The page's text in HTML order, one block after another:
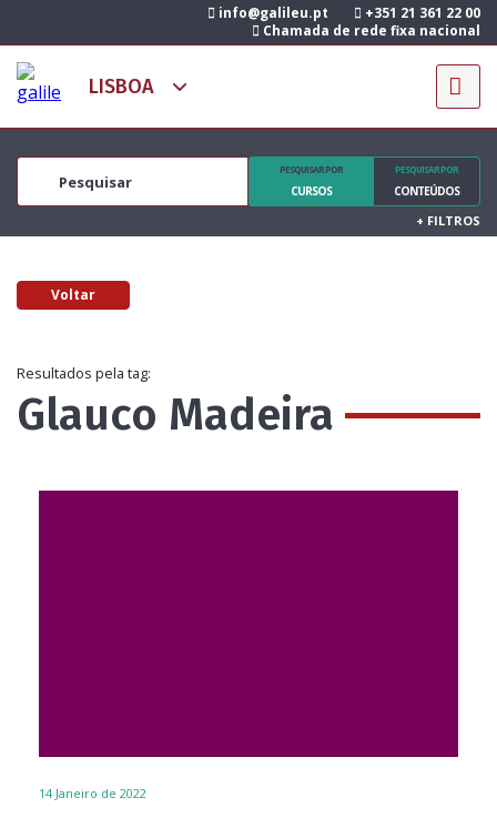
info@galileu.pt
+351 21 361 22 00
Chamada de rede fixa nacional
PESQUISAR POR
CURSOS
PESQUISAR POR
CONTEÚDOS
+ FILTROS
Voltar
Resultados pela tag:
Glauco Madeira
14 Janeiro de 2022